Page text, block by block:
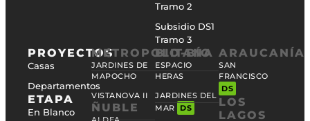
Tramo 2
Subsidio DS1
Tramo 3
PROYECTOS
Casas
Departamentos
ETAPA
En Blanco
METROPOLITANA
JARDINES DE
MAPOCHO
VISTANOVA II
ÑUBLE
BIO-BÍO
ESPACIO
HERAS
JARDINES DEL
MAR
DS
ARAUCANÍA
SAN
FRANCISCO
DS
LOS
LAGOS